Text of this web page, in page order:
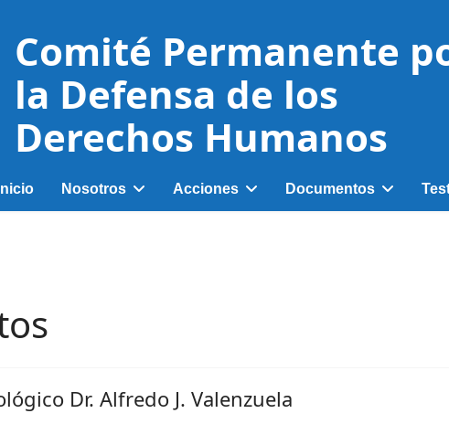
Comité Permanente
la Defensa de los
Derechos Humanos
Inicio Nosotros Acciones Documentos
Dr. Alfredo J. Valenzuela